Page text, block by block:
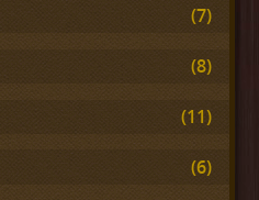
(7)
(8)
(11)
(6)